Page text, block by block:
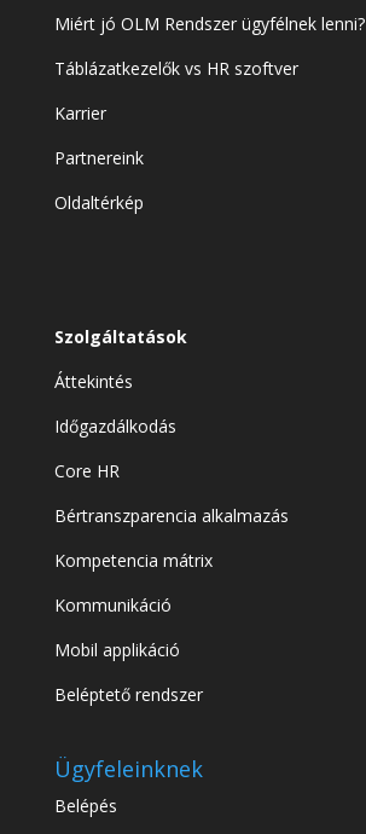
Miért jó OLM Rendszer ügyfélnek lenni?
Táblázatkezelők vs HR szoftver
Karrier
Partnereink
Oldaltérkép
Szolgáltatások
Áttekintés
Időgazdálkodás
Core HR
Bértranszparencia alkalmazás
Kompetencia mátrix
Kommunikáció
Mobil applikáció
Beléptető rendszer
Ügyfeleinknek
Belépés